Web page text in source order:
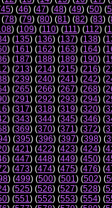
45) (46) (47) (48) (49) (50) (
(78) (79) (80) (81) (82) (83) (
) (109) (110) (111) (112) (
) (135) (136) (137) (138) (
) (161) (162) (163) (164) (
) (187) (188) (189) (190) (
) (213) (214) (215) (216) (
) (239) (240) (241) (242) (
) (265) (266) (267) (268) (
) (291) (292) (293) (294) (
) (317) (318) (319) (320) (
) (343) (344) (345) (346) (
) (369) (370) (371) (372) (
) (395) (396) (397) (398) (
) (421) (422) (423) (424) (
) (447) (448) (449) (450) (
) (473) (474) (475) (476) (
) (499) (500) (501) (502) (
) (525) (526) (527) (528) (
) (551) (552) (553) (554) (